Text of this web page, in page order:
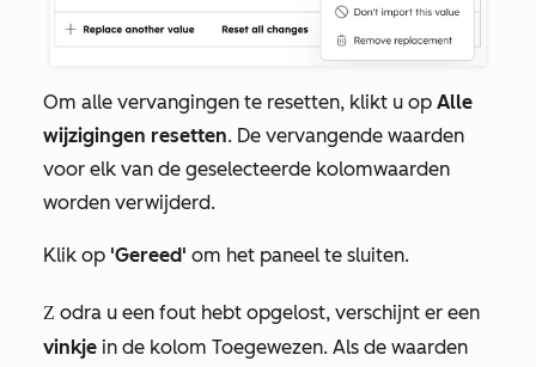
Om alle vervangingen te resetten, klikt u op Alle
wijzigingen resetten. De vervangende waarden
voor elk van de geselecteerde kolomwaarden
worden verwijderd.
Klik op 'Gereed' om het paneel te sluiten.
Z odra u een fout hebt opgelost, verschijnt er een
vinkje in de kolom Toegewezen. Als de waarden